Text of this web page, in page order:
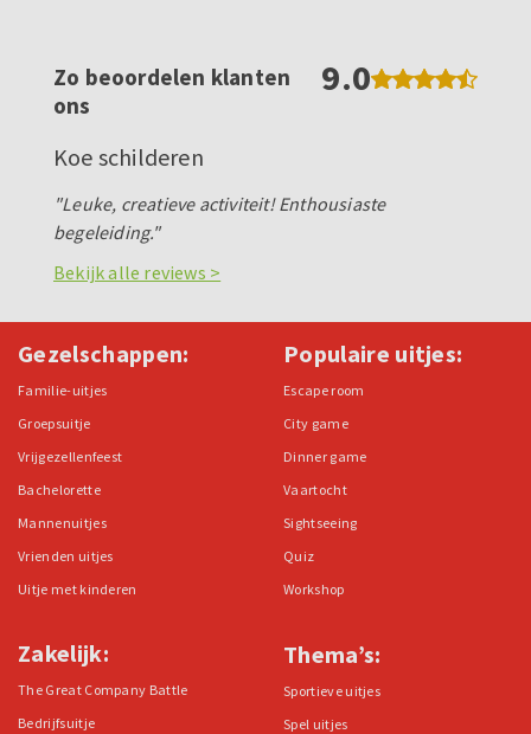
Zo beoordelen klanten
ons
9.0
Koe schilderen
"Leuke, creatieve activiteit! Enthousiaste
begeleiding."
Bekijk alle reviews >
Gezelschappen:
Familie-uitjes
Groepsuitje
Vrijgezellenfeest
Bachelorette
Mannenuitjes
Vrienden uitjes
Uitje met kinderen
Zakelijk:
The Great Company Battle
Bedrijfsuitje
Populaire uitjes:
Escape room
City game
Dinner game
Vaartocht
Sightseeing
Quiz
Workshop
Thema’s:
Sportieve uitjes
Spel uitjes